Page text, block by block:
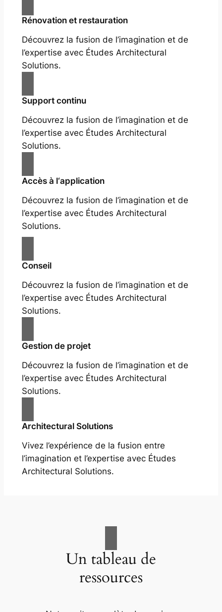
Rénovation et restauration
Découvrez la fusion de l’imagination et de
l’expertise avec Études Architectural
Solutions.
Support continu
Découvrez la fusion de l’imagination et de
l’expertise avec Études Architectural
Solutions.
Accès à l‘application
Découvrez la fusion de l’imagination et de
l’expertise avec Études Architectural
Solutions.
Conseil
Découvrez la fusion de l’imagination et de
l’expertise avec Études Architectural
Solutions.
Gestion de projet
Découvrez la fusion de l’imagination et de
l’expertise avec Études Architectural
Solutions.
Architectural Solutions
Vivez l’expérience de la fusion entre
l’imagination et l’expertise avec Études
Architectural Solutions.
Un tableau de
ressources